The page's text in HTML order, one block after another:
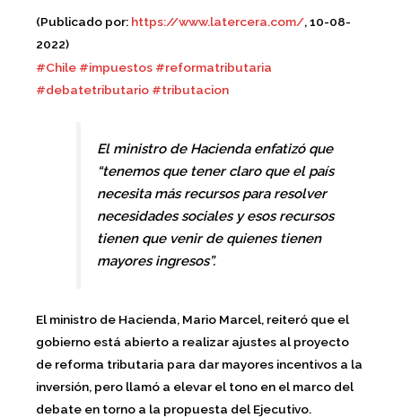
(Publicado por: https://www.latercera.com/, 10-08-
2022)
#Chile #impuestos #reformatributaria
#debatetributario #tributacion
El ministro de Hacienda enfatizó que
“tenemos que tener claro que el país
necesita más recursos para resolver
necesidades sociales y esos recursos
tienen que venir de quienes tienen
mayores ingresos”.
El ministro de Hacienda, Mario Marcel, reiteró que el
gobierno está abierto a realizar ajustes al proyecto
de reforma tributaria para dar mayores incentivos a la
inversión, pero llamó a elevar el tono en el marco del
debate en torno a la propuesta del Ejecutivo.